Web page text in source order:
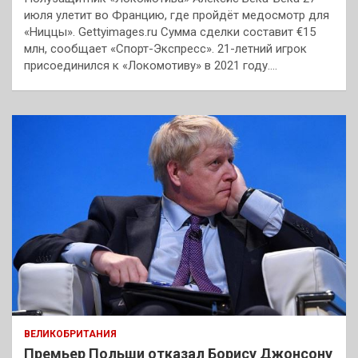
июля улетит во Францию, где пройдёт медосмотр для
«Ниццы». Gettyimages.ru Сумма сделки составит €15
млн, сообщает «Спорт-Экспресс». 21-летний игрок
присоединился к «Локомотиву» в 2021 году.…
ВЕЛИКОБРИТАНИЯ
Премьер Польши отказал Борису Джонсону